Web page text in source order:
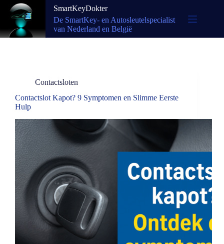
SmartKeyDokter
De SmartKey- en Autosleutelspecialist
van Nederland en België
Contactsloten
Contactslot Kapot? 9 Symptomen en Slimme Eerste
Hulp